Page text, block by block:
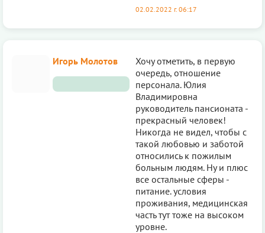
02.02.2022 г. 06:17
Игорь Молотов
Хочу отметить, в первую
очередь, отношение
персонала. Юлия
Владимировна
руководитель пансионата -
прекрасный человек!
Никогда не видел, чтобы с
такой любовью и заботой
относились к пожилым
больным людям. Ну и плюс
все остальные сферы -
питание. условия
проживания, медицинская
часть тут тоже на высоком
уровне.